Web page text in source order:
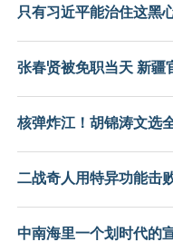
只有习近平能治住这黑
张春贤被免职当天 新疆
核弹炸江！胡锦涛文选
二战奇人用特异功能击
中南海里一个划时代的